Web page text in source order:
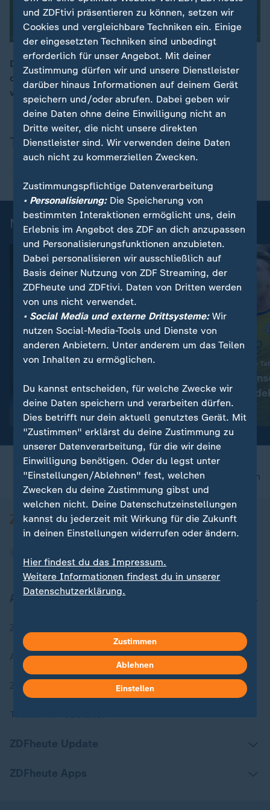
00:16
Die Frauen des FC Bayern München können ins Finale
der Champions League einziehen. Gegen Barcelona ist
vor dem Rückspiel noch alles offen.
Themen
Mehr News aus dem Sport
Tod im Alter von 68 Jahren:
trauert um seinen Vater
Eiskalt mit 6:1 an die
Eintracht
überrollt
Erster
nach oben
Aktuell bei ZDFheute
Aktuelle Sendungs-Videos
ZDFheute Stories
Themen im Überblick
und ZDFtivi präsentieren zu können, setzen wir
Cookies und vergleichbare Techniken ein. Einige
der eingesetzten Techniken sind unbedingt
erforderlich für unser Angebot. Mit deiner
Zustimmung dürfen wir und unsere Dienstleister
darüber hinaus Informationen auf deinem Gerät
speichern und/oder abrufen. Dabei geben wir
deine Daten ohne deine Einwilligung nicht an
Dritte weiter, die nicht unsere direkten
Dienstleister sind. Wir verwenden deine Daten
auch nicht zu kommerziellen Zwecken.
Zustimmungspflichtige Datenverarbeitung
• Personalisierung:Die Speicherung von
bestimmten Interaktionen ermöglicht uns, dein
Erlebnis im Angebot des ZDF an dich anzupassen
und Personalisierungsfunktionen anzubieten.
Dabei personalisieren wir ausschließlich auf
Basis deiner Nutzung von ZDF Streaming, der
ZDFheute und ZDFtivi. Daten von Dritten werden
von uns nicht verwendet.
• Social Media und externe Drittsysteme:Wir
nutzen Social-Media-Tools und Dienste von
anderen Anbietern. Unter anderem um das Teilen
von Inhalten zu ermöglichen.
Du kannst entscheiden, für welche Zwecke wir
deine Daten speichern und verarbeiten dürfen.
Dies betrifft nur dein aktuell genutztes Gerät. Mit
"Zustimmen" erklärst du deine Zustimmung zu
unserer Datenverarbeitung, für die wir deine
Einwilligung benötigen. Oder du legst unter
"Einstellungen/Ablehnen" fest, welchen
Zwecken du deine Zustimmung gibst und
welchen nicht. Deine Datenschutzeinstellungen
kannst du jederzeit mit Wirkung für die Zukunft
in deinen Einstellungen widerrufen oder ändern.
Hier findest du das Impressum.
Weitere Informationen findest du in unserer
Datenschutzerklärung.
Zustimmen
Ablehnen
Einstellen